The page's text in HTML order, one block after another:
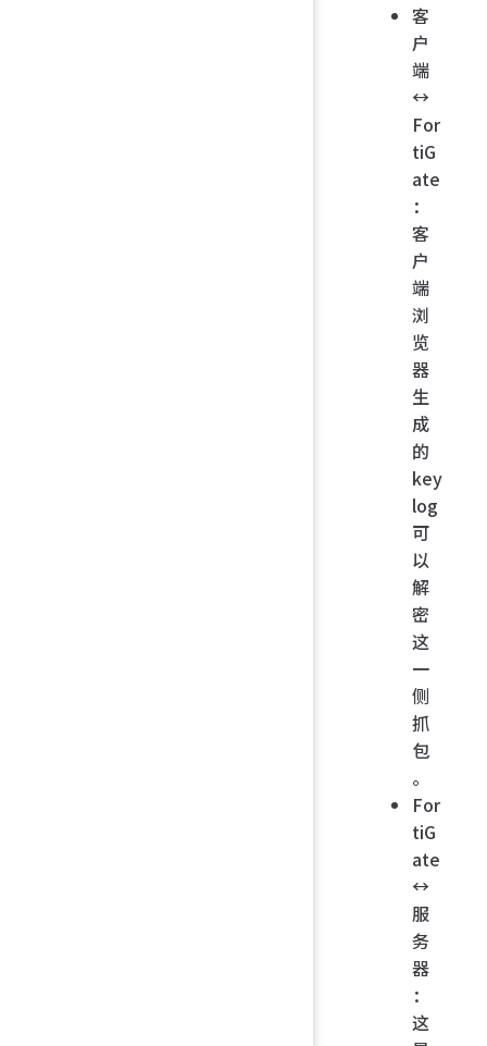
客
户
端
↔
For
tiG
ate
：
客
户
端
浏
览
器
生
成
的
key
log
可
以
解
密
这
一
侧
抓
包
。
For
tiG
ate
↔
服
务
器
：
这